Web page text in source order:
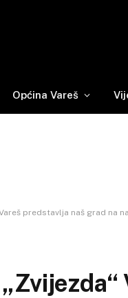
Općina Vareš
predstavlja naš grad na